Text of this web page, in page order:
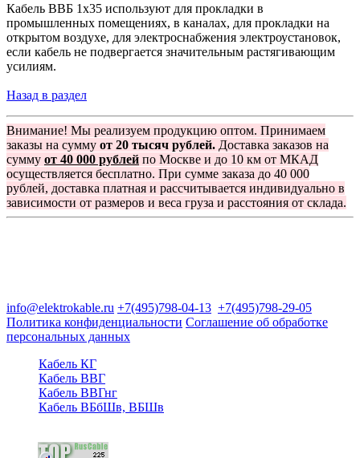
Кабель ВВБ 1х35 используют для прокладки в
промышленных помещениях, в каналах, для прокладки на
открытом воздухе, для электроснабжения электроустановок,
если кабель не подвергается значительным растягивающим
усилиям.
Назад в раздел
Внимание! Мы реализуем продукцию оптом. Принимаем
заказы на сумму от 20 тысяч рублей. Доставка заказов на
сумму от 40 000 рублей по Москве и до 10 км от МКАД
осуществляется бесплатно. При сумме заказа до 40 000
рублей, доставка платная и рассчитывается индивидуально в
зависимости от размеров и веса груза и расстояния от склада.
info@elektrokable.ru +7(495)798-04-13 +7(495)798-29-05
Политика конфиденциальности Соглашение об обработке
персональных данных
Кабель КГ
Кабель ВВГ
Кабель ВВГнг
Кабель ВБбШв, ВБШв